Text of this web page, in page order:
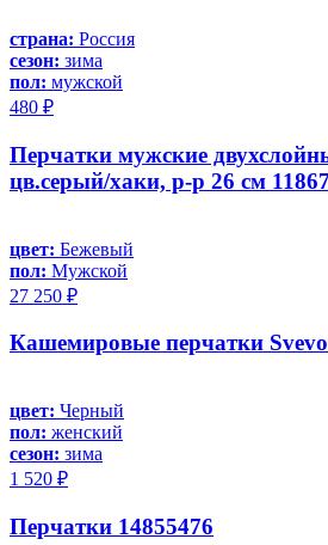
страна: Россия
сезон: зима
пол: мужской
480 ₽
Перчатки мужские
цв.серый/хаки, р-р 26 см
цвет: Бежевый
пол: Мужской
27 250 ₽
Кашемировые перчатки Svevo
цвет: Черный
пол: женский
сезон: зима
1 520 ₽
Перчатки 14855476